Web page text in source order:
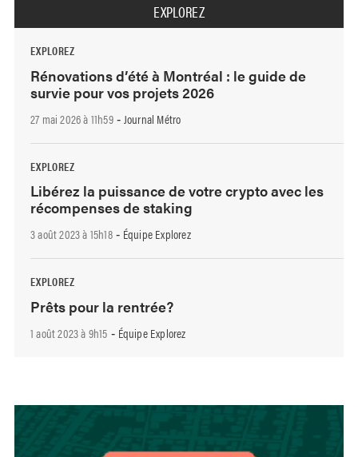
EXPLOREZ
EXPLOREZ
Rénovations d’été à Montréal : le guide de
survie pour vos projets 2026
27 mai 2026 à 11h59- Journal Métro
EXPLOREZ
Libérez la puissance de votre crypto avec les
récompenses de staking
3 août 2023 à 15h18- Équipe Explorez
EXPLOREZ
Prêts pour la rentrée?
1 août 2023 à 9h15 - Équipe Explorez